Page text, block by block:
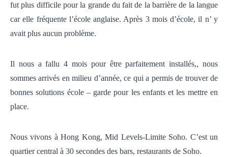
fut plus difficile pour la grande du fait de la barrière de la langue
car elle fréquente l’école anglaise. Après 3 mois d’école, il n’ y
avait plus aucun problème.
Il nous a fallu 4 mois pour être parfaitement installés,, nous
sommes arrivés en milieu d’année, ce qui a permis de trouver de
bonnes solutions école – garde pour les enfants et les mettre en
place.
Nous vivons à Hong Kong, Mid Levels-Limite Soho. C’est un
quartier central à 30 secondes des bars, restaurants de Soho.